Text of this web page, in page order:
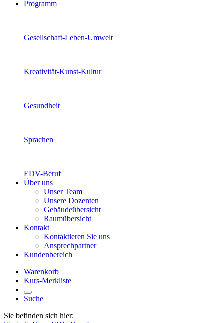
Programm
Gesellschaft-Leben-Umwelt
Kreativität-Kunst-Kultur
Gesundheit
Sprachen
EDV-Beruf
Über uns
Unser Team
Unsere Dozenten
Gebäudeübersicht
Raumübersicht
Kontakt
Kontaktieren Sie uns
Ansprechpartner
Kundenbereich
Warenkorb
Kurs-Merkliste
Suche
Sie befinden sich hier: